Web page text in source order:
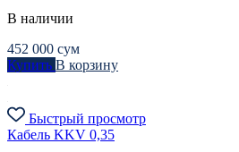
В наличии
452 000 сум
Купить В корзину
Быстрый просмотр
Кабель KKV 0,35